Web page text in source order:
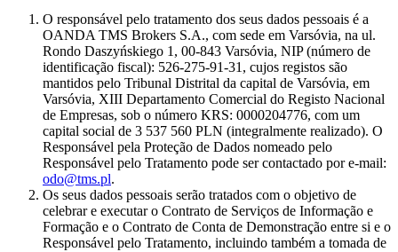
O responsável pelo tratamento dos seus dados pessoais é a
OANDA TMS Brokers S.A., com sede em Varsóvia, na ul.
Rondo Daszyńskiego 1, 00-843 Varsóvia, NIP (número de
identificação fiscal): 526-275-91-31, cujos registos são
mantidos pelo Tribunal Distrital da capital de Varsóvia, em
Varsóvia, XIII Departamento Comercial do Registo Nacional
de Empresas, sob o número KRS: 0000204776, com um
capital social de 3 537 560 PLN (integralmente realizado). O
Responsável pela Proteção de Dados nomeado pelo
Responsável pelo Tratamento pode ser contactado por e-mail:
odo@tms.pl.
Os seus dados pessoais serão tratados com o objetivo de
celebrar e executar o Contrato de Serviços de Informação e
Formação e o Contrato de Conta de Demonstração entre si e o
Responsável pelo Tratamento, incluindo também a tomada de